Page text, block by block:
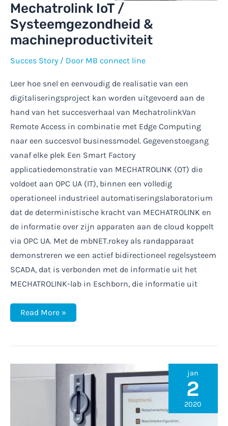
Mechatrolink IoT /
Systeemgezondheid &
machineproductiviteit
Succes Story / Door MB connect line
Leer hoe snel en eenvoudig de realisatie van een
digitaliseringsproject kan worden uitgevoerd aan de
hand van het succesverhaal van MechatrolinkVan
Remote Access in combinatie met Edge Computing
naar een succesvol businessmodel. Gegevenstoegang
vanaf elke plek Een Smart Factory
applicatiedemonstratie van MECHATROLINK (OT) die
voldoet aan OPC UA (IT), binnen een volledig
operationeel industrieel automatiseringslaboratorium
dat de deterministische kracht van MECHATROLINK en
de informatie over zijn apparaten aan de cloud koppelt
via OPC UA. Met de mbNET.rokey als randapparaat
demonstreren we een actief bidirectioneel regelsysteem
SCADA, dat is verbonden met de informatie uit het
MECHATROLINK-lab in Eschborn, die informatie uit
Mechatrolink
IoT
&
Read More »
jan
2
2020